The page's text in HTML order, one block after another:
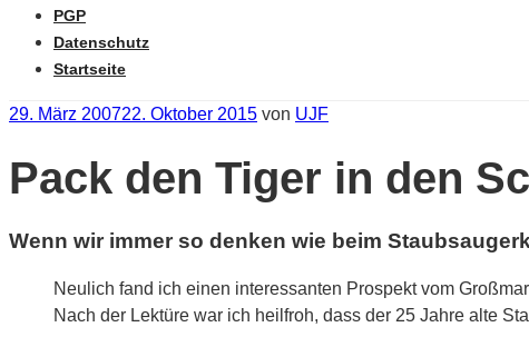
PGP
Datenschutz
Startseite
Veröffentlicht
29. März 200722. Oktober 2015 von UJF
Pack den Tiger in den
Wenn wir immer so denken wie beim
Neulich fand ich einen interessanten Prospekt vom
Nach der Lektüre war ich heilfroh, dass der 25 Jahre alte